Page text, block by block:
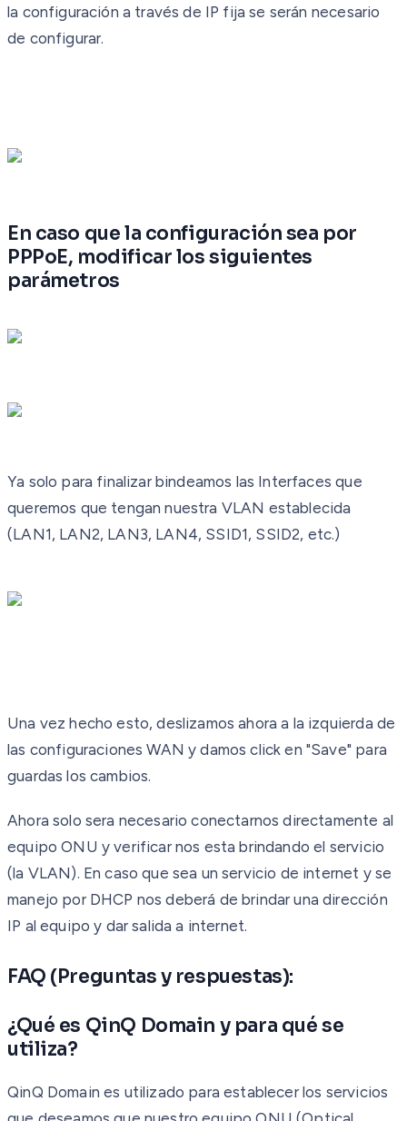
la configuración a través de IP fija se serán necesario
de configurar.
En caso que la configuración sea por
PPPoE, modificar los siguientes
parámetros
Ya solo para finalizar bindeamos las Interfaces que
queremos que tengan nuestra VLAN establecida
(LAN1, LAN2, LAN3, LAN4, SSID1, SSID2, etc.)
Una vez hecho esto, deslizamos ahora a la izquierda de
las configuraciones WAN y damos click en "Save" para
guardas los cambios.
Ahora solo sera necesario conectarnos directamente al
equipo ONU y verificar nos esta brindando el servicio
(la VLAN). En caso que sea un servicio de internet y se
manejo por DHCP nos deberá de brindar una dirección
IP al equipo y dar salida a internet.
FAQ (Preguntas y respuestas):
¿Qué es QinQ Domain y para qué se
utiliza?
QinQ Domain es utilizado para establecer los servicios